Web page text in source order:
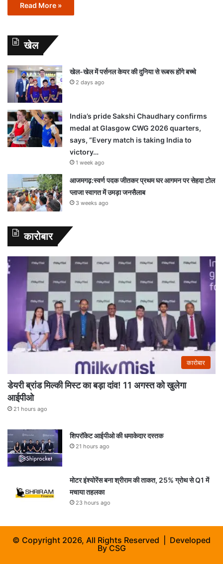
Read More »
खेल
खेल-खेल में पर्सनल केयर की दुनिया से रूबरू होंगे बच्चे
2 days ago
India’s pride Sakshi Chaudhary confirms
medal at Glasgow CWG 2026 quarters,
says, “Every match is taking India to
victory…
1 week ago
आजमगढ़:स्वर्ण पदक जीतकर प्रथम घर आगमन पर सेहदा टोल
प्लाजा स्वागत में उमड़ा जनसैलाब
3 weeks ago
कारोबार
कारोबार
डेयरी ब्रांड मिल्की मिस्ट का बड़ा दांव! 11 अगस्त को खुलेगा
आईपीओ
21 hours ago
शिपरॉकेट आईपीओ की धमाकेदार दस्तक
21 hours ago
मोटर इंश्योरेंस बना श्रीराम की ताकत, 25% ग्रोथ से Q1 में
मचाया तहलका
23 hours ago
© Copyright 2026, All Rights Reserved | Developed
ByCSG